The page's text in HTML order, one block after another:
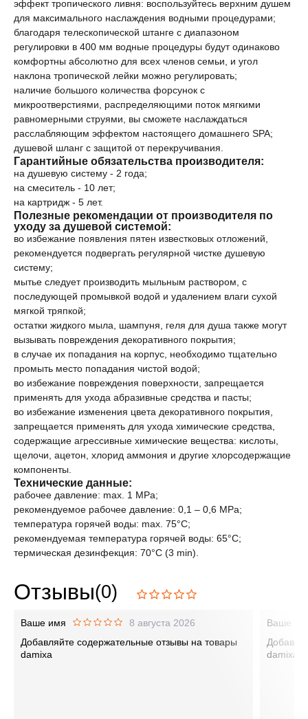
эффект тропического ливня: воспользуйтесь верхним душем
для максимального наслаждения водными процедурами;
благодаря телескопической штанге с диапазоном
регулировки в 400 мм водные процедуры будут одинаково
комфортны абсолютно для всех членов семьи, и угол
наклона тропической лейки можно регулировать;
наличие большого количества форсунок с
микроотверстиями, распределяющими поток мягкими
равномерными струями, вы сможете наслаждаться
расслабляющим эффектом настоящего домашнего SPA;
душевой шланг с защитой от перекручивания.
Гарантийные обязательства производителя:
на душевую систему - 2 года;
на смеситель - 10 лет;
на картридж - 5 лет.
Полезные рекомендации от производителя по
уходу за душевой системой:
во избежание появления пятен известковых отложений,
рекомендуется подвергать регулярной чистке душевую
систему;
мытье следует производить мыльным раствором, с
последующей промывкой водой и удалением влаги сухой
мягкой тряпкой;
остатки жидкого мыла, шампуня, геля для душа также могут
вызывать повреждения декоративного покрытия;
в случае их попадания на корпус, необходимо тщательно
промыть место попадания чистой водой;
во избежание повреждения поверхности, запрещается
применять для ухода абразивные средства и пасты;
во избежание изменения цвета декоративного покрытия,
запрещается применять для ухода химические средства,
содержащие агрессивные химические вещества: кислоты,
щелочи, ацетон, хлорид аммония и другие хлорсодержащие
компоненты.
Технические данные:
рабочее давление: max. 1 MPa;
рекомендуемое рабочее давление: 0,1 – 0,6 MPa;
температура горячей воды: max. 75°C;
рекомендуемая температура горячей воды: 65°C;
термическая дезинфекция: 70°C (3 min).
Отзывы(0)
Ваше имя
8 августа 2026
Добавляйте содержательные отзывы на товары
damixa
Ваше
damixa